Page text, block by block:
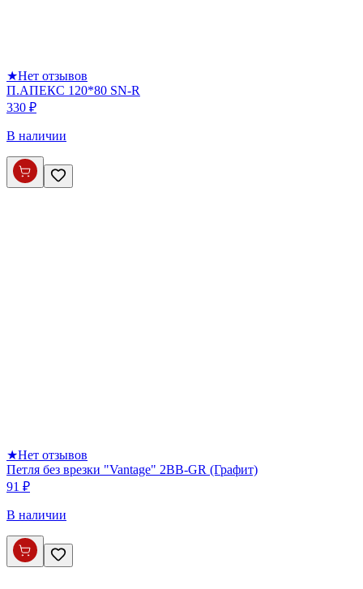
★Нет отзывов
П.АПЕКС 120*80 SN-R
330 ₽
В наличии
★Нет отзывов
Петля без врезки "Vantage" 2BB-GR (Графит)
91 ₽
В наличии